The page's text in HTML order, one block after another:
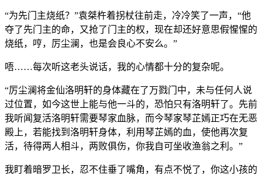
“为先门主烧纸？”袁桀杵着拐杖往前走，冷冷笑了一声，“他
夺了先门主的命，又抢了门主的权，现在却还好意思假惺惺的
烧纸，哼，厉尘澜，也是会良心不安么。”
唔……每次听这老头说话，我的心情都十分的复杂呢。
“厉尘澜将金仙洛明轩的身体藏在了万戮门中，未与任何人说
过位置，如今这世上能与他一斗的，恐怕只有洛明轩了。先前
我听闻复活洛明轩需要琴家血脉，而今琴家琴芷嫣正巧在无恶
殿上，若能找到洛明轩身体，利用琴芷嫣的血，使他再次复
活，待得两人相斗，两败俱伤，你我自可坐收渔翁之利。”
我盯着暗罗卫长，忍不住垂了嘴角，有点不悦了，你这小孩的